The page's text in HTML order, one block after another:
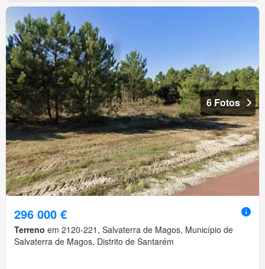
6 Fotos
296 000 €
Terreno em 2120-221, Salvaterra de Magos, Município de
Salvaterra de Magos, Distrito de Santarém